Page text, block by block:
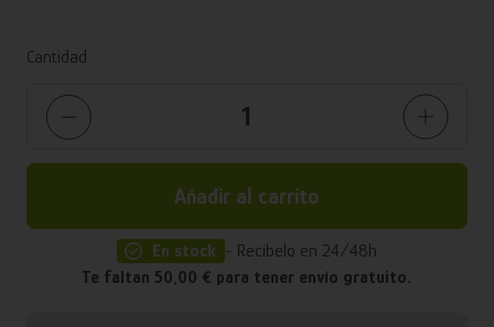
Cantidad
Añadir al carrito
En stock - Recíbelo en 24/48h
Te faltan 50,00 € para tener envío gratuito.